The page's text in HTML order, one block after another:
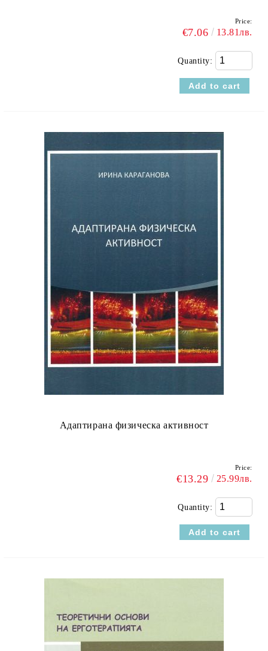
Price:
€7.06 13.81лв.
Quantity:
Адаптирана физическа активност
Price:
€13.29 25.99лв.
Quantity: